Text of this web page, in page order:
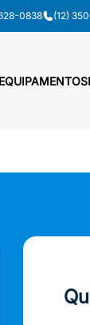
0838 (12)